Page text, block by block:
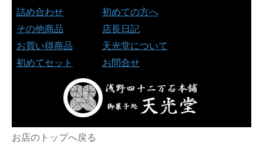
詰め合わせ
その他商品
お買い得商品
初めてセット
初めての方へ
店長日記
天光堂について
お問合せ
お店のトップへ戻る